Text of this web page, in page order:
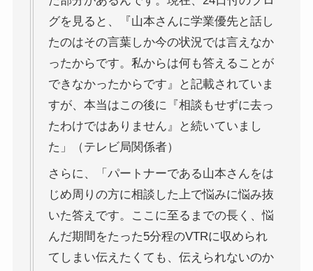
グを見ると、『山本さんに学業優先と話し
たのはその言葉しか今の状況では言えなか
ったからです。私からは何も答えることが
できなかったからです』と記載されていま
すが、本当はこの後に『相談もせずに去っ
たわけではありません』と続いていまし
た」（テレビ局関係者）
さらに、「パートナーである山本さんをは
じめ周りの方に相談した上で悩みに悩み抜
いた答えです。ここに至るまでの長く、悩
んだ期間をたった5分程のVTRに収められ
てしまい伝えたくても、伝えられないのか